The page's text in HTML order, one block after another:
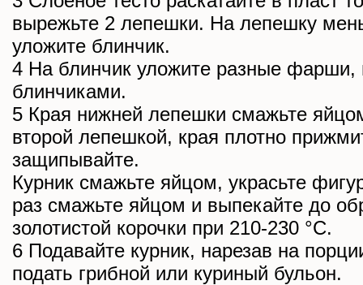
вырежьте 2 лепешки. На лепешку
уложите блинчик.
4 На блинчик уложите разные фарши,
блинчиками.
5 Края нижней лепешки смажьте
второй лепешкой, края плотно
защипывайте.
Курник смажьте яйцом, украсьте
раз смажьте яйцом и выпекайте до
золотистой корочки при 210-230 °С.
6 Подавайте курник, нарезав на
подать грибной или куриный бульон.